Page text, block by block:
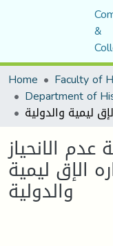
&
Home
Department of
عدم الانحياز
1973وآثاره الإق ليمية
والدولية